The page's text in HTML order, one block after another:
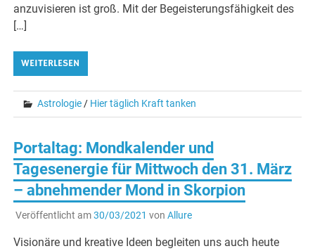
anzuvisieren ist groß. Mit der Begeisterungsfähigkeit des
[…]
WEITERLESEN
Astrologie/ Hier täglich Kraft tanken
Portaltag: Mondkalender und
Tagesenergie für Mittwoch den 31. März
– abnehmender Mond in Skorpion
Veröffentlicht am30/03/2021 von Allure
Visionäre und kreative Ideen begleiten uns auch heute